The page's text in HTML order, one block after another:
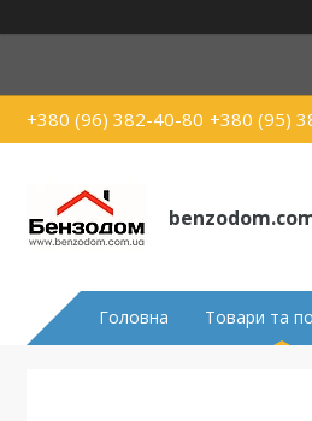
+380 (96) 382-40-80 +380 (95)
Головна Товари та